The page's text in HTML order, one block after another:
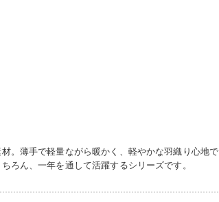
。薄手で軽量ながら暖かく、軽やかな羽織り心地で
ろん、一年を通して活躍するシリーズです。